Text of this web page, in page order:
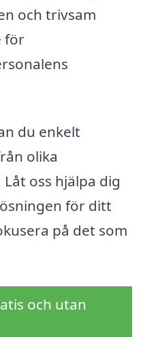
och trivsam
för
du enkelt
olika
oss hjälpa dig
för ditt
på det som
och utan